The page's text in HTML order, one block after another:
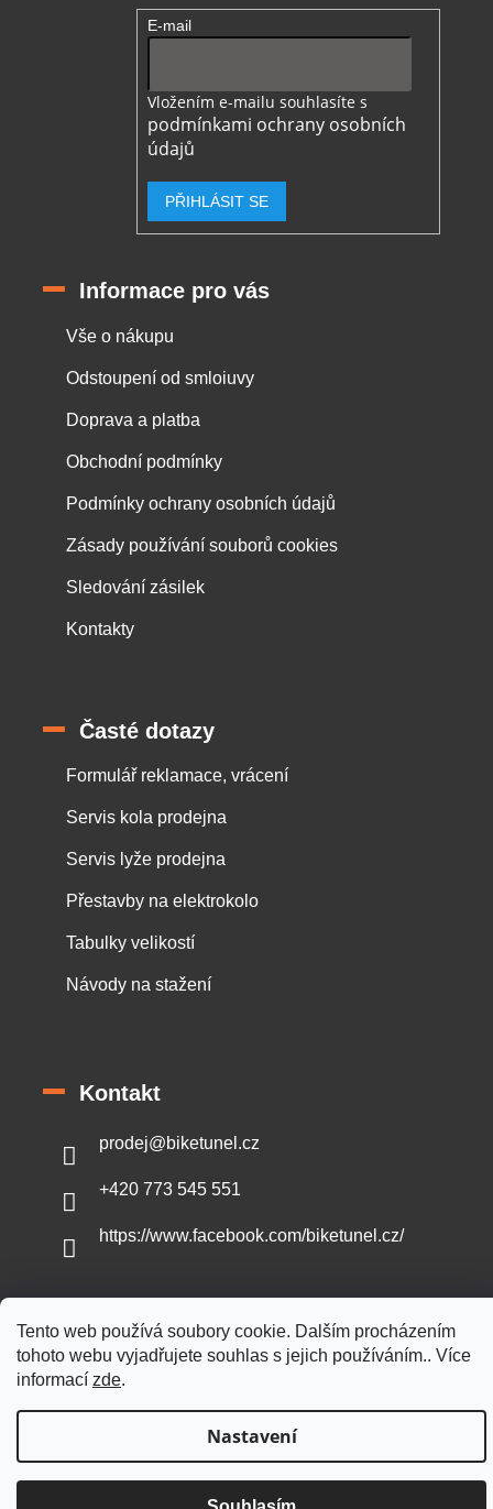
Tento web používá soubory cookie. Dalším procházením
tohoto webu vyjadřujete souhlas s jejich používáním.. Více
informací zde.
Nastavení
E-mail
Vložením e-mailu souhlasíte s
podmínkami ochrany osobních
údajů
PŘIHLÁSIT SE
Informace pro vás
Vše o nákupu
Odstoupení od smloiuvy
Doprava a platba
Obchodní podmínky
Podmínky ochrany osobních údajů
Zásady používání souborů cookies
Sledování zásilek
Kontakty
Časté dotazy
Formulář reklamace, vrácení
Servis kola prodejna
Servis lyže prodejna
Přestavby na elektrokolo
Tabulky velikostí
Návody na stažení
Kontakt
prodej@biketunel.cz
+420 773 545 551
https://www.facebook.com/biketunel.cz/
Vytvořil Shoptet